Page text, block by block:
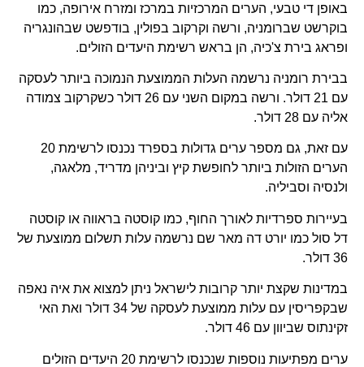
באופן די טבעי, הערים המרכזיות במרכז ומזרח אירופה, כמו
בוקרשט שברומניה, ורשה וקרקוב בפולין, בודפשט שבהונגריה
ופראג בירת צ'כיה, הן בראש רשימת היעדים הזולים.
בבירת רומניה נרשמה העלות הממוצעת הנמוכה ביותר לעסקה
עם 21 דולר. ורשה במקום השני עם 26 דולר כשקרקוב צמודה
אליה עם 28 דולר.
עם זאת, גם מספר ערים גדולות בספרד נכנסו לרשימת 20
הערים הזולות ביותר לחופשת קיץ וביניהן מדריד, מלאגה,
ולנסיה וסביליה.
בעיירות ספרדיות לאורך החוף, כמו קוסטה בראווה או קוסטה
דל סול כמו יורט דה מאר שם נרשמה עלות תשלום ממוצעת של
במדינות שקצת יותר קרובות לישראל ניתן למצוא את איה נאפה
שבקפריסין עם עלות ממוצעת לעסקה של 34 דולר ואת האי
זקינתוס שביוון עם 46 דולר.
ערים מפתיעות נוספות שנכנסו לרשימת 20 היעדים הזולים